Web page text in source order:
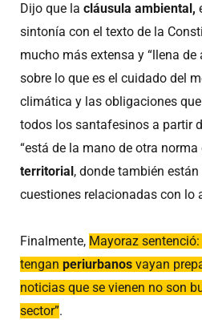
Dijo que la cláusula ambiental,
sintonía con el texto de la
mucho más extensa y “llena
sobre lo que es el cuidado del
climática y las obligaciones
todos los santafesinos a partir
“está de la mano de otra norma
territorial , donde también
cuestiones relacionadas con lo
Finalmente, Mayoraz
tengan periurbanos vayan
noticias que se vienen no son
sector”.